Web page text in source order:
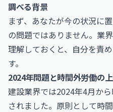
調べる背景
まず、あなたが今の状況に
の問題ではありません。業
理解しておくと、自分を責
す。
2024年問題と時間外労働の
建設業界では2024年4月か
されました。原則として時